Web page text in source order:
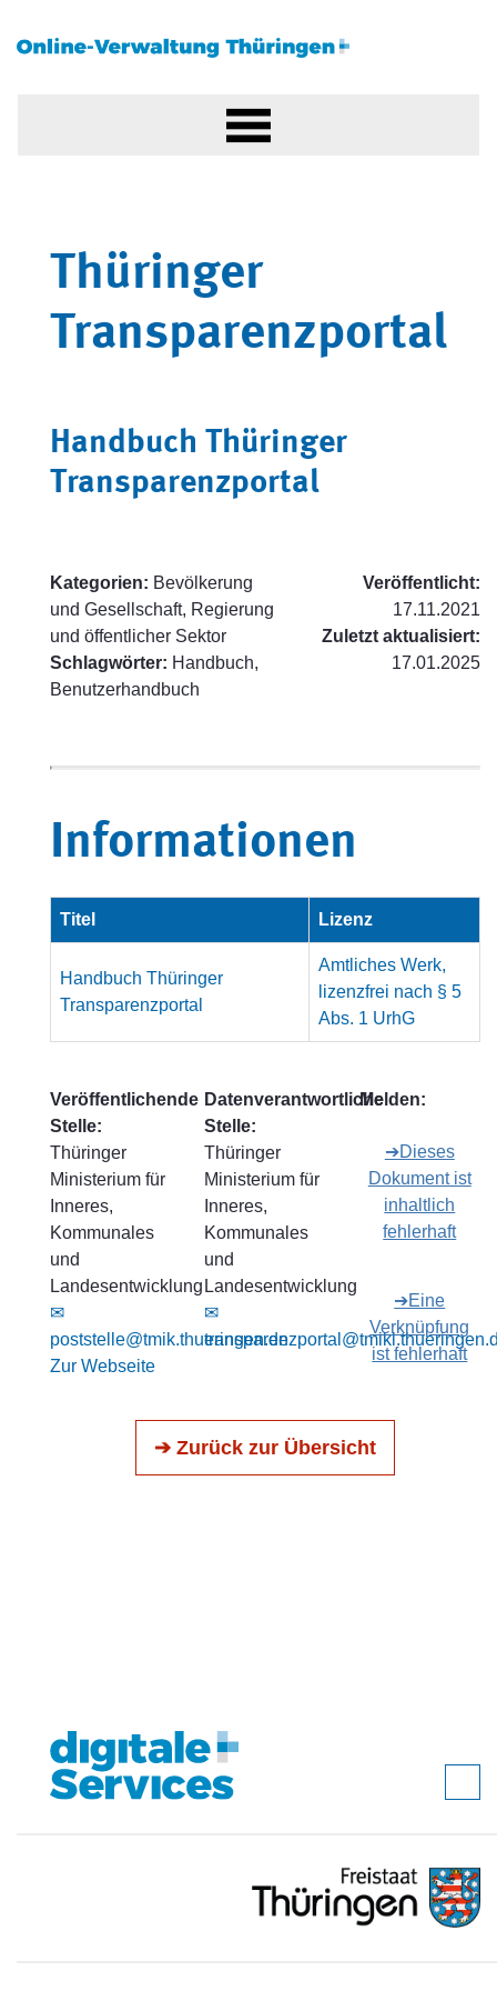
Thüringer
Transparenzportal
Handbuch Thüringer
Transparenzportal
Kategorien: Bevölkerung
und Gesellschaft, Regierung
und öffentlicher Sektor
Schlagwörter: Handbuch,
Benutzerhandbuch
Veröffentlicht:
17.11.2021
Zuletzt aktualisiert:
17.01.2025
Informationen
Titel Lizenz
Handbuch Thüringer
Transparenzportal
Amtliches Werk,
lizenzfrei nach § 5
Abs. 1 UrhG
Veröffentlichende
Stelle:
Thüringer
Ministerium für
Inneres,
Kommunales
und
Landesentwicklung
✉
poststelle@tmik.thueringen.de
Zur Webseite
Datenverantwortliche
Stelle:
Thüringer
Ministerium für
Inneres,
Kommunales
und
Landesentwicklung
✉
Melden:
➔Dieses
Dokument ist
inhaltlich
fehlerhaft
➔Eine
Verknüpfung
ist fehlerhaft
➔ Zurück zur Übersicht